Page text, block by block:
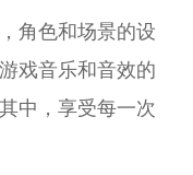
角色和场景的设
戏音乐和音效的
中，享受每一次